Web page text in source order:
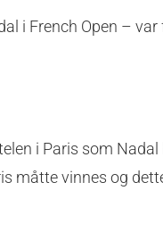
i French Open –
i Paris som Nadal
måtte vinnes og